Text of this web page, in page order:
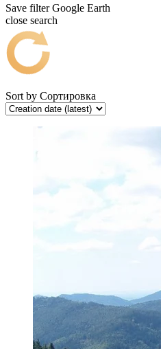
Save filter Google Earth
close search
Sort by Сортировка